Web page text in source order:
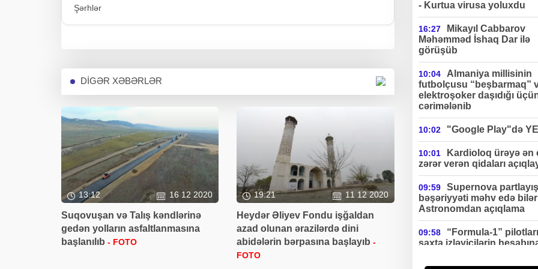
Şərhlər
DİGƏR XƏBƏRLƏR
13:12 16 12 2020
Suqovuşan və Talış kəndlərinə
gedən yolların asfaltlanmasına
başlanılıb - FOTO
19:21 11 12 2020
Heydər Əliyev Fondu işğaldan
azad olunan ərazilərdə dini
abidələrin bərpasına başlayıb-
FOTO
- Kurtua virusa yoluxdu
16:27
Mikayıl Cabbarov
Məhəmməd İshaq Dar ilə
görüşüb
10:04
Almaniya millisinin
futbolçusu “beşbarmaq”
elektroşoker daşıdığı
cərimələnib
10:02 "Google Play"də
10:01
Kardioloq ürəyə ən
zərər verən qidaları
09:59
Supernova
bəşəriyyəti məhv edə
Astronomdan açıqlama
09:58
“Formula-1” pilotları
saxta izləyicilərin